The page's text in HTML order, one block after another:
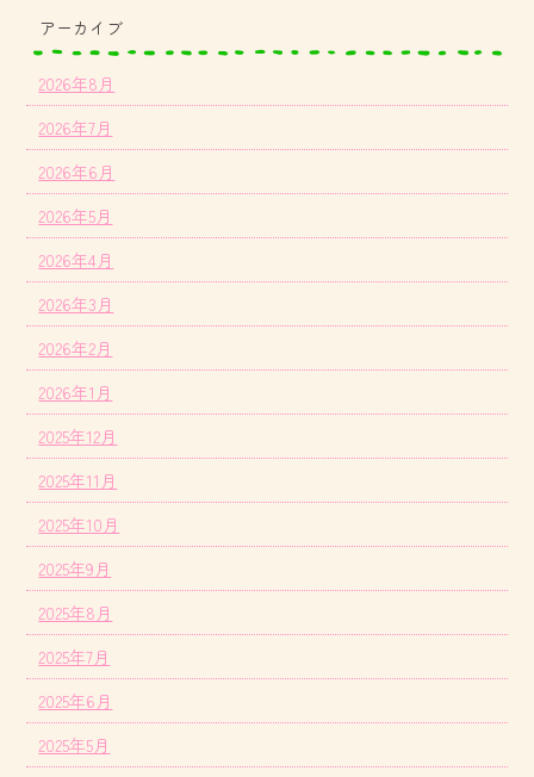
アーカイブ
2026年8月
2026年7月
2026年6月
2026年5月
2026年4月
2026年3月
2026年2月
2026年1月
2025年12月
2025年11月
2025年10月
2025年9月
2025年8月
2025年7月
2025年6月
2025年5月